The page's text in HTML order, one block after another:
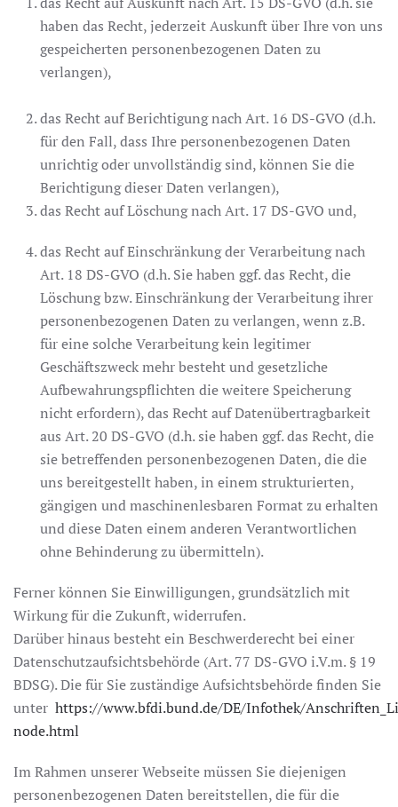
haben das Recht, jederzeit Auskunft über Ihre von uns
gespeicherten personenbezogenen Daten zu
verlangen),
das Recht auf Berichtigung nach Art. 16 DS-GVO (d.h.
für den Fall, dass Ihre personenbezogenen Daten
unrichtig oder unvollständig sind, können Sie die
Berichtigung dieser Daten verlangen),
das Recht auf Löschung nach Art. 17 DS-GVO und,
das Recht auf Einschränkung der Verarbeitung nach
Art. 18 DS-GVO (d.h. Sie haben ggf. das Recht, die
Löschung bzw. Einschränkung der Verarbeitung ihrer
personenbezogenen Daten zu verlangen, wenn z.B.
für eine solche Verarbeitung kein legitimer
Geschäftszweck mehr besteht und gesetzliche
Aufbewahrungspflichten die weitere Speicherung
nicht erfordern), das Recht auf Datenübertragbarkeit
aus Art. 20 DS-GVO (d.h. sie haben ggf. das Recht, die
sie betreffenden personenbezogenen Daten, die die
uns bereitgestellt haben, in einem strukturierten,
gängigen und maschinenlesbaren Format zu erhalten
und diese Daten einem anderen Verantwortlichen
ohne Behinderung zu übermitteln).
Ferner können Sie Einwilligungen, grundsätzlich mit
Wirkung für die Zukunft, widerrufen.
Darüber hinaus besteht ein Beschwerderecht bei einer
Datenschutzaufsichtsbehörde (Art. 77 DS-GVO i.V.m. § 19
BDSG). Die für Sie zuständige Aufsichtsbehörde finden Sie
unter https://www.bfdi.bund.de/DE/Infothek/
node.html
Im Rahmen unserer Webseite müssen Sie diejenigen
personenbezogenen Daten bereitstellen, die für die